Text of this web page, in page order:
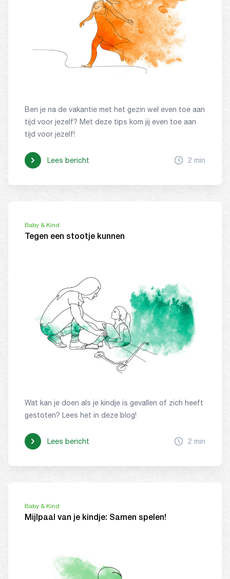
Ben je na de vakantie met het gezin wel even toe aan
tijd voor jezelf? Met deze tips kom jij even toe aan
tijd voor jezelf!
Lees bericht 2 min
Baby & Kind
Tegen een stootje kunnen
Wat kan je doen als je kindje is gevallen of zich heeft
gestoten? Lees het in deze blog!
Lees bericht 2 min
Baby & Kind
Mijlpaal van je kindje: Samen spelen!